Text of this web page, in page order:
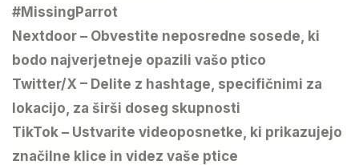
#MissingParrot
Nextdoor – Obvestite neposredne sosede, ki
bodo najverjetneje opazili vašo ptico
Twitter/X – Delite z hashtage, specifičnimi za
lokacijo, za širši doseg skupnosti
TikTok – Ustvarite videoposnetke, ki prikazujejo
značilne klice in videz vaše ptice